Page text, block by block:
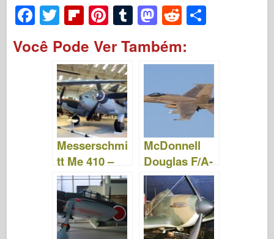
F
a
c
T
wi
tt
er
Fl
ip
b
o
ar
d
Pi
nt
er
e
st
T
u
m
bl
M
a
st
o
d
o
n
R
e
d
di
t
e
Você Pode Ver Também:
Messerschmi
tt Me 410 –
Fotos e Vídeo
McDonnell
Douglas F/A-
18 Hornet –
Fotos &
Vídeo